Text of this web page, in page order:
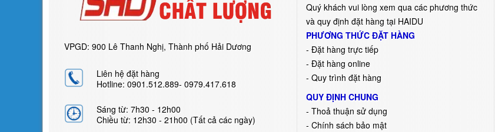
VPGD: 900 Lê Thanh Nghị, Thành phố Hải Dương
Liên hệ đặt hàng
Hotline: 0901.512.889- 0979.417.618
Sáng từ: 7h30 - 12h00
Chiều từ: 12h30 - 21h00 (Tất cả các ngày)
Quý khách vui lòng xem qua các phương thức
và quy định đặt hàng tại HAIDU
PHƯƠNG THỨC ĐẶT HÀNG
-Đặt hàng trực tiếp
- Đặt hàng online
- Quy trình đặt hàng
QUY ĐỊNH CHUNG
- Thoả thuận sử dụng
- Chính sách bảo mật